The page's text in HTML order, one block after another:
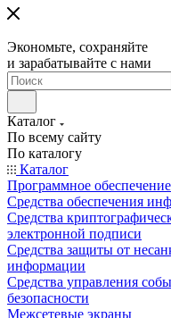
Экономьте, сохраняйте
и зарабатывайте с нами
Каталог
По всему сайту
По каталогу
Каталог
Программное обеспечение
Средства обеспечения
Средства
электронной подписи
Средства защиты от
информации
Средства управления
безопасности
Межсетевые экраны